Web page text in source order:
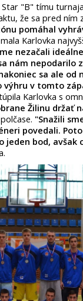
Star "B" tímu
že sa pred ním
pomáhal
Karlovka
nezačali
nám nepodarilo
sa ale
v tomto
Karlovka s
Žilinu držať
"Snažili
povedali.
jeden bod,